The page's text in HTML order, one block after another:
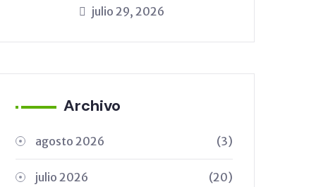
julio 29, 2026
Archivo
agosto 2026 (3)
julio 2026 (20)